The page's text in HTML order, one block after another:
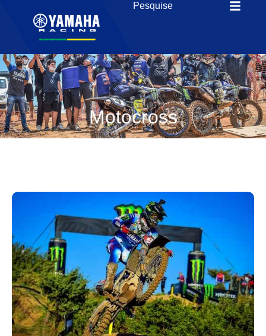
Motocross